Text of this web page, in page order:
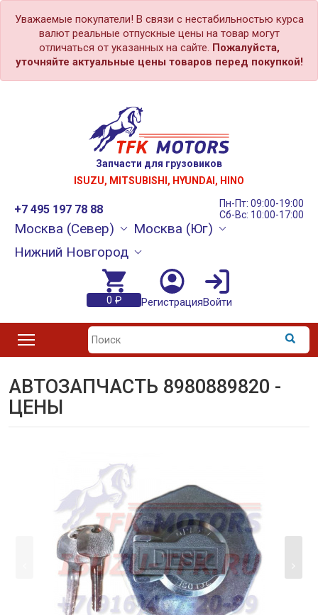
Уважаемые покупатели! В связи с нестабильностью курса
валют реальные отпускные цены на товар могут
отличаться от указанных на сайте. Пожалуйста,
уточняйте актуальные цены товаров перед покупкой!
Запчасти для грузовиков
ISUZU, MITSUBISHI, HYUNDAI, HINO
+7 495 197 78 88
Пн-Пт: 09:00-19:00
Сб-Вс: 10:00-17:00
Москва (Север)
Москва (Юг)
Нижний Новгород
0 ₽ РегистрацияВойти
АВТОЗАПЧАСТЬ 8980889820 -
ЦЕНЫ